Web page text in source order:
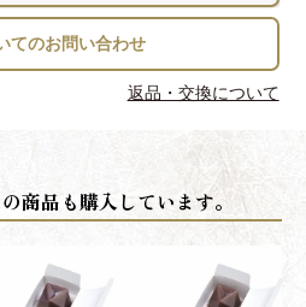
返品・交換について